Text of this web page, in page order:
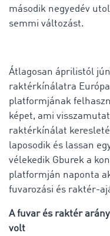
második negyedév
semmi változást.
Átlagosan áprilistól
raktérkínálatra
platformjának
képet, ami
raktérkínálat
laposodik és lassan
vélekedik Gburek a
platformján naponta
fuvarozási és raktér-
A fuvar és raktér
volt